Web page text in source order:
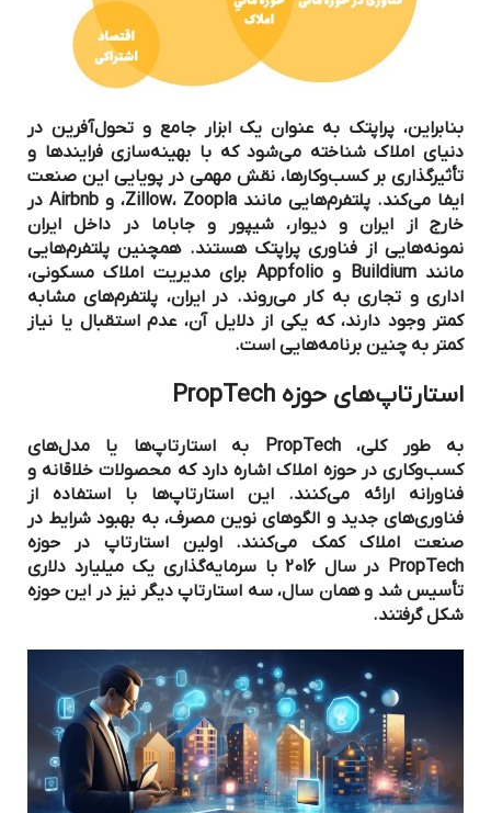
بنابراین، پراپتک به عنوان یک ابزار جامع و تحول‌آفرین در
دنیای املاک شناخته می‌شود که با بهینه‌سازی فرایندها و
تأثیرگذاری بر کسب‌وکارها، نقش مهمی در پویایی این صنعت
ایفا می‌کند. پلتفرم‌هایی مانند Zillow، Zoopla، و Airbnb در
خارج از ایران و دیوار، شیپور و جاباما در داخل ایران
نمونه‌هایی از فناوری پراپتک هستند. همچنین پلتفرم‌هایی
مانند Buildium و Appfolio برای مدیریت املاک مسکونی،
اداری و تجاری به کار می‌روند. در ایران، پلتفرم‌های مشابه
کمتر وجود دارند، که یکی از دلایل آن، عدم استقبال یا نیاز
کمتر به چنین برنامه‌هایی است.
استارتاپ‌های حوزه PropTech
به طور کلی، PropTech به استارتاپ‌ها یا مدل‌های
کسب‌وکاری در حوزه املاک اشاره دارد که محصولات خلاقانه و
فناورانه ارائه می‌کنند. این استارتاپ‌ها با استفاده از
فناوری‌های جدید و الگوهای نوین مصرف، به بهبود شرایط در
صنعت املاک کمک می‌کنند. اولین استارتاپ در حوزه
PropTech در سال 2016 با سرمایه‌گذاری یک میلیارد دلاری
تأسیس شد و همان سال، سه استارتاپ دیگر نیز در این حوزه
شکل گرفتند.